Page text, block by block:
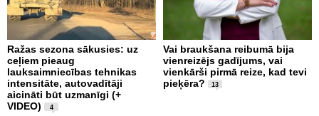
Ražas sezona sākusies: uz
ceļiem pieaug
lauksaimniecības tehnikas
intensitāte, autovadītāji
aicināti būt uzmanīgi (+
VIDEO)
4
Vai braukšana reibumā bija
vienreizējs gadījums, vai
vienkārši pirmā reize, kad tevi
pieķēra?
13